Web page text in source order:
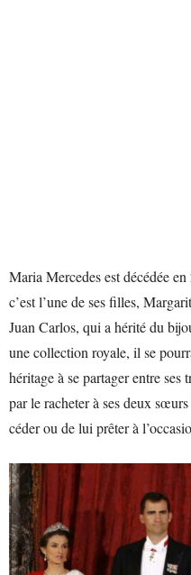
Maria Mercedes est décédée
c’est l’une de ses filles,
Juan Carlos, qui a hérité du
une collection royale, il se
héritage à se partager entre
par le racheter à ses deux
céder ou de lui prêter à